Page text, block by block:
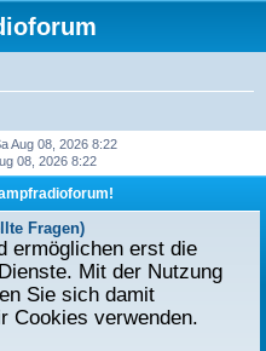
Aug 08, 2026 8:22
08, 2026 8:22
Fragen)
ermöglichen erst die
Mit der Nutzung
Sie sich damit
Cookies verwenden.